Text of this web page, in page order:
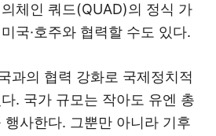
의체인 쿼드(QUAD)의 정식 가
국·호주와 협력할 수도 있다.
과의 협력 강화로 국제정치적
. 국가 규모는 작아도 유엔 총
사한다. 그뿐만 아니라 기후